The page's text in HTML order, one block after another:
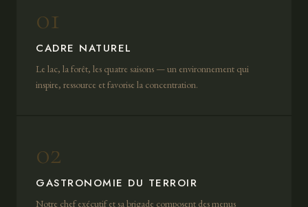
01
CADRE NATUREL
Le lac, la forêt, les quatre saisons — un environnement qui
inspire, ressource et favorise la concentration.
02
GASTRONOMIE DU TERROIR
Notre chef exécutif et sa brigade composent des menus